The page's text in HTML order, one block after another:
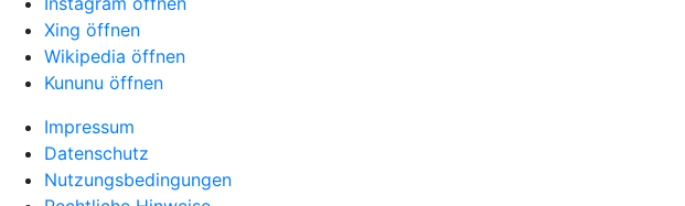
Xing öffnen
Wikipedia öffnen
Kununu öffnen
Impressum
Datenschutz
Nutzungsbedingungen